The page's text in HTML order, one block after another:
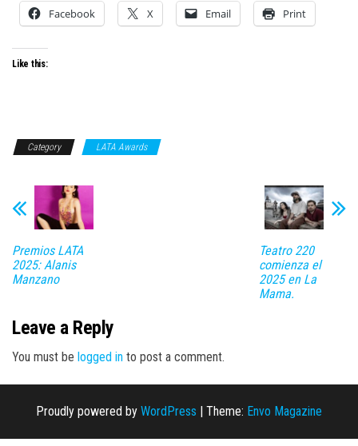
Facebook X Email Print
Like this:
Category LATA Awards
Premios LATA
2025: Alanis
Manzano
Teatro 220
comienza el
2025 en La
Mama.
Leave a Reply
You must be logged in to post a comment.
Proudly powered by WordPress Theme: Envo Magazine